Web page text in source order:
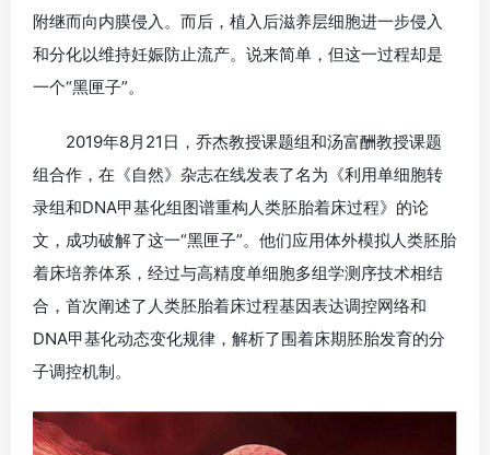
附继而向内膜侵入。而后，植入后滋养层细胞进一步侵入
和分化以维持妊娠防止流产。说来简单，但这一过程却是
一个“黑匣子”。
2019年8月21日，乔杰教授课题组和汤富酬教授课题
组合作，在《自然》杂志在线发表了名为《利用单细胞转
录组和DNA甲基化组图谱重构人类胚胎着床过程》的论
文，成功破解了这一“黑匣子”。他们应用体外模拟人类胚胎
着床培养体系，经过与高精度单细胞多组学测序技术相结
合，首次阐述了人类胚胎着床过程基因表达调控网络和
DNA甲基化动态变化规律，解析了围着床期胚胎发育的分
子调控机制。